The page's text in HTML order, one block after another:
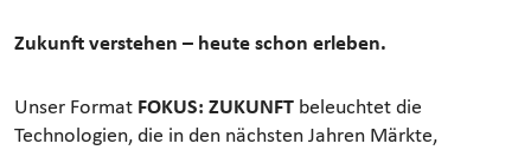
Zukunft verstehen – heute schon erleben.
Unser Format FOKUS: ZUKUNFT beleuchtet die
Technologien, die in den nächsten Jahren Märkte,